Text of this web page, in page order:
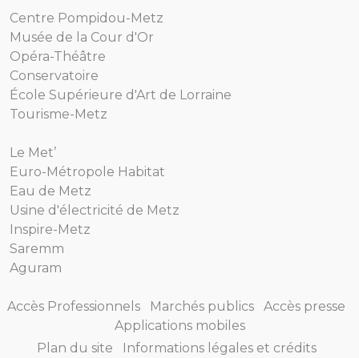
Centre Pompidou-Metz
Musée de la Cour d'Or
Opéra-Théâtre
Conservatoire
École Supérieure d'Art de Lorraine
Tourisme-Metz
Le Met’
Euro-Métropole Habitat
Eau de Metz
Usine d'électricité de Metz
Inspire-Metz
Saremm
Aguram
Accès Professionnels Marchés publics
Accès presse
Applications mobiles
Plan du site
Informations légales et crédits